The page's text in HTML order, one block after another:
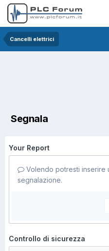
Cancelli elettrici
Segnala
Your Report
Volendo potresti inserire
segnalazione.
Controllo di sicurezza